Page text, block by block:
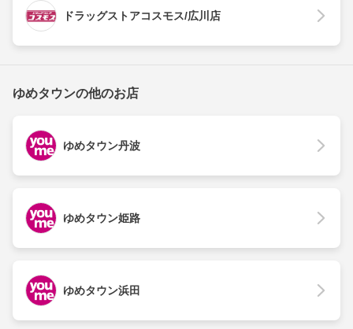
ドラッグストアコスモス/広川店
ゆめタウンの他のお店
ゆめタウン丹波
ゆめタウン姫路
ゆめタウン浜田